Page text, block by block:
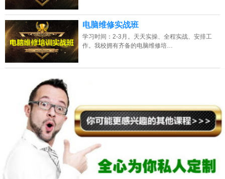
电脑维修实战班
学习时间：2-3月。天天实操、全程实战、安排工
作。我校拥有齐备的电脑维修培…